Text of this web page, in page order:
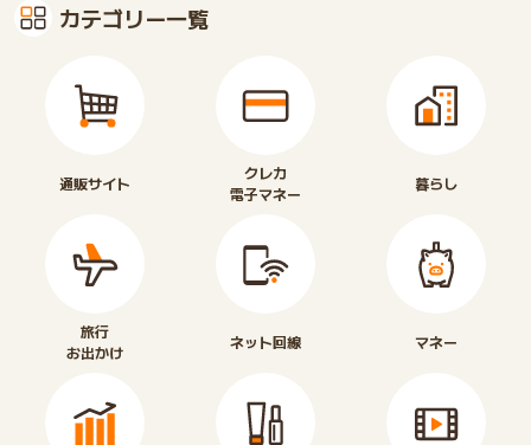
カテゴリー一覧
通販サイト
クレカ
電子マネー
暮らし
旅行
お出かけ
ネット回線 マネー